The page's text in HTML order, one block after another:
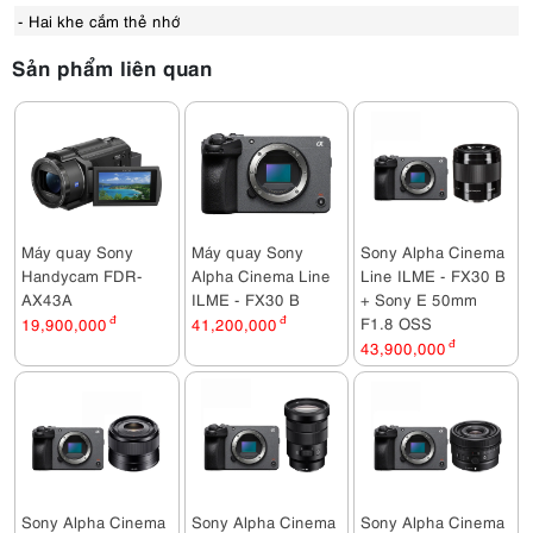
- Hai khe cắm thẻ nhớ
Sản phẩm liên quan
Máy quay Sony
Handycam FDR-
AX43A
19,900,000 đ
Máy quay Sony
Alpha Cinema Line
ILME - FX30 B
41,200,000 đ
Sony Alpha Cinema
Line ILME - FX30 B
+ Sony E 50mm
F1.8 OSS
43,900,000 đ
Sony Alpha Cinema
Sony Alpha Cinema
Sony Alpha Cinema